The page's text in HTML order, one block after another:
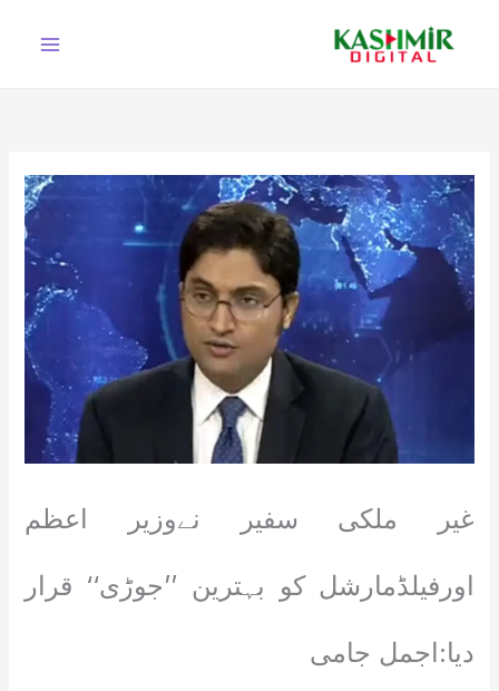
غیر ملکی سفیر نےوزیر اعظم
اورفیلڈمارشل کو بہترین ’’جوڑی‘‘ قرار
دیا:اجمل جامی